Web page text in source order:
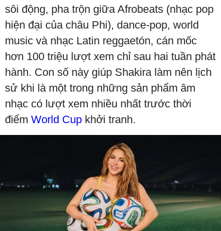
sôi động, pha trộn giữa Afrobeats (nhạc pop
hiện đại của châu Phi), dance-pop, world
music và nhạc Latin reggaetón, cán mốc
hơn 100 triệu lượt xem chỉ sau hai tuần phát
hành. Con số này giúp Shakira làm nên lịch
sử khi là một trong những sản phẩm âm
nhạc có lượt xem nhiều nhất trước thời
điểm World Cup khởi tranh.